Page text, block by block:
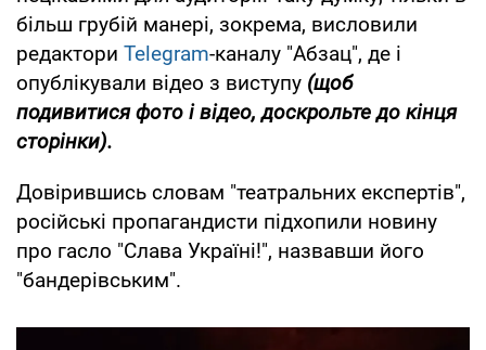
більш грубій манері, зокрема, висловили
редактори Telegram-каналу "Абзац", де і
опублікували відео з виступу (щоб
подивитися фото і відео, доскрольте до кінця
сторінки).
Довірившись словам "театральних експертів",
російські пропагандисти підхопили новину
про гасло "Слава Україні!", назвавши його
"бандерівським".